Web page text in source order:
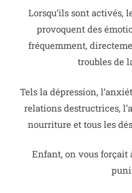
Lorsqu’ils sont activés,
provoquent des
fréquemment,
troubles de
Tels la dépression,
relations destructrices,
nourriture et tous les
Enfant, on vous forçait